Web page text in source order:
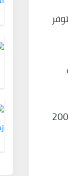
وأوضح أن البلدية ستحصل على 70 مليون يورو من دعم الإقليم خلال عشر سنوات، بينما يحتاج الأمر فعلياً إلى 200